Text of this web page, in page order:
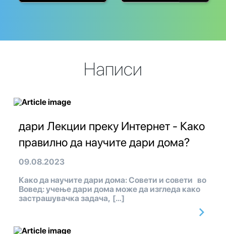
Написи
дари Лекции преку Интернет - Како
правилно да научите дари дома?
09.08.2023
Како да научите дари дома: Совети и совети во
Вовед: учење дари дома може да изгледа како
застрашувачка задача, […]